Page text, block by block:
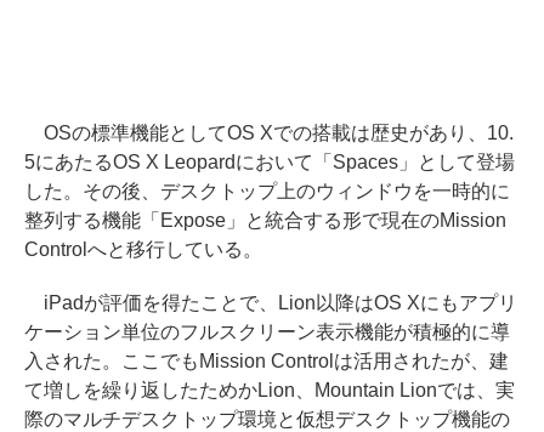
OSの標準機能としてOS Xでの搭載は歴史があり、10.
5にあたるOS X Leopardにおいて「Spaces」として登場
した。その後、デスクトップ上のウィンドウを一時的に
整列する機能「Expose」と統合する形で現在のMission
Controlへと移行している。
iPadが評価を得たことで、Lion以降はOS Xにもアプリ
ケーション単位のフルスクリーン表示機能が積極的に導
入された。ここでもMission Controlは活用されたが、建
て増しを繰り返したためかLion、Mountain Lionでは、実
際のマルチデスクトップ環境と仮想デスクトップ機能の